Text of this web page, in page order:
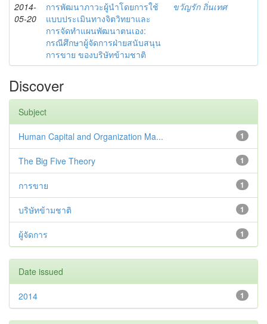
2014-
05-20
การพัฒนาภาวะผู้นำโดยการใช้
แบบประเมินทางจิตวิทยาและ
การจัดทำแผนพัฒนาตนเอง:
กรณีศึกษาผู้จัดการฝ่ายสนับสนุน
การขาย ของบริษัทข้ามชาติ
ขวัญรัก ถิ่นเทศ
Discover
Subject
1
Human Capital and Organization Ma...
1
The Big Five Theory
1
การขาย
1
บริษัทข้ามชาติ
1
ผู้จัดการ
Date issued
1
2014